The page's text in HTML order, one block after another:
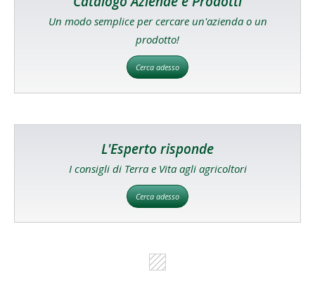
Un modo semplice per cercare un'azienda o un
prodotto!
Cerca adesso
L'Esperto risponde
I consigli di Terra e Vita agli agricoltori
Cerca adesso